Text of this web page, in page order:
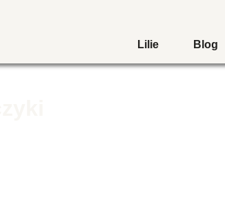
Lilie Blog